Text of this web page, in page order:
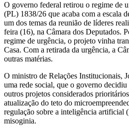
O governo federal retirou o regime de
(PL) 1838/26 que acaba com a escala
um dos temas da reunião de líderes
feira (16), na Câmara dos Deputados.
regime de urgência, o projeto vinha
Casa. Com a retirada da urgência, a
outras matérias.
O ministro de Relações Institucionais,
uma rede social, que o governo
outros projetos considerados
atualização do teto do
regulação sobre a inteligência artificial
misoginia.